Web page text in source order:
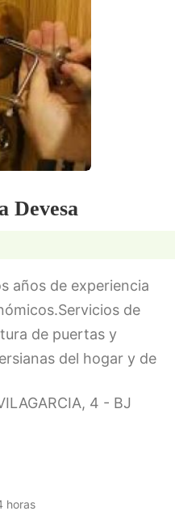
Devesa
años de experiencia
de
de puertas y
del hogar y de
4 - BJ
horas